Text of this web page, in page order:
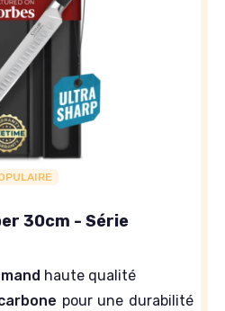
30cm - Série
haute qualité
pour une durabilité